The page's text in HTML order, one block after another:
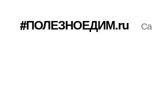
#ПОЛЕЗНОЕДИМ.ru